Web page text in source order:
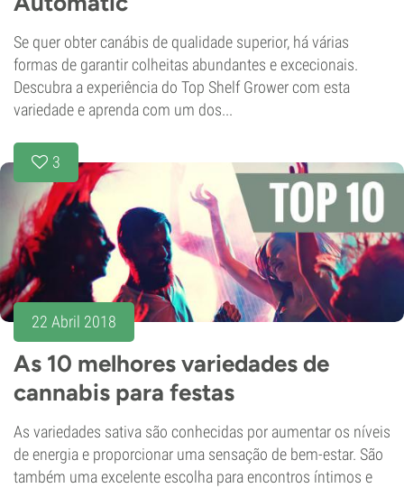
Se quer obter canábis de qualidade superior, há várias
formas de garantir colheitas abundantes e excecionais.
Descubra a experiência do Top Shelf Grower com esta
variedade e aprenda com um dos...
3
22 Abril 2018
As 10 melhores variedades de
cannabis para festas
As variedades sativa são conhecidas por aumentar os níveis
de energia e proporcionar uma sensação de bem-estar. São
também uma excelente escolha para encontros íntimos e